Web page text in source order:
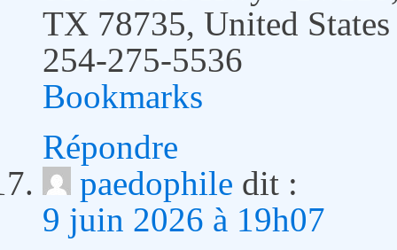
TX 78735, United Statеs
254-275-5536
Bookmarks
Répondre
paedophile dit :
9 juin 2026 à 19h07